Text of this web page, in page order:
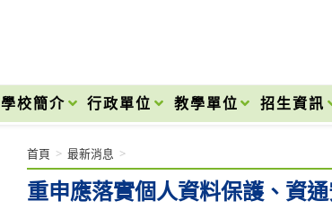
學校簡介 行政單位 教學單位 招生資訊
重申應落實個人資料保護、資
首頁 > 最新消息 >